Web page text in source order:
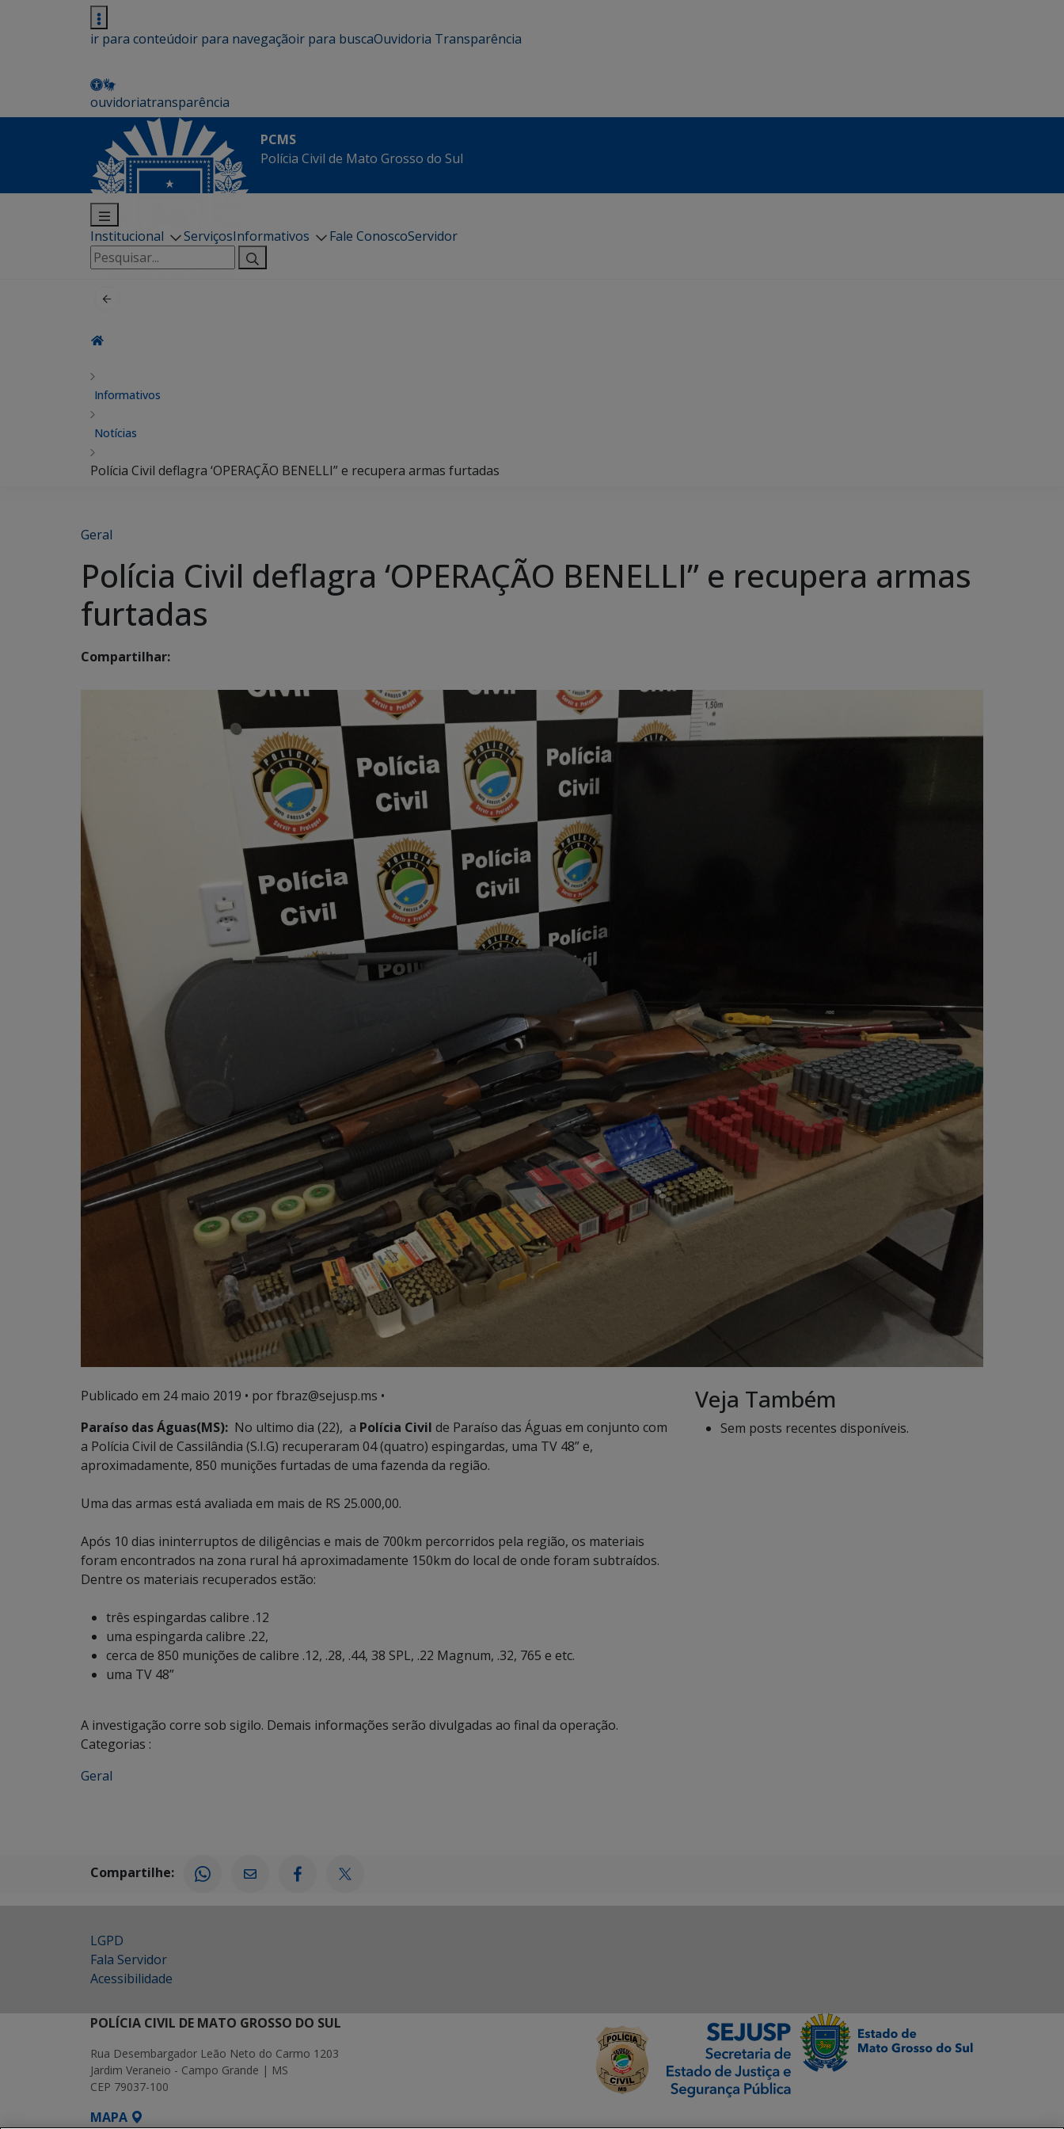
ir para conteúdoir para navegaçãoir para buscaOuvidoria Transparência
ouvidoriatransparência
PCMS
Polícia Civil de Mato Grosso do Sul
Institucional ServiçosInformativos Fale ConoscoServidor
Pesquisar
por:
Informativos
Notícias
Polícia Civil deflagra ‘OPERAÇÃO BENELLI” e recupera armas furtadas
Geral
Polícia Civil deflagra ‘OPERAÇÃO BENELLI” e recupera armas
furtadas
Compartilhar:
Publicado em 24 maio 2019 • por fbraz@sejusp.ms •
Paraíso das Águas(MS): No ultimo dia (22), a Polícia Civil de Paraíso das Águas em conjunto com
a Polícia Civil de Cassilândia (S.I.G) recuperaram 04 (quatro) espingardas, uma TV 48” e,
aproximadamente, 850 munições furtadas de uma fazenda da região.
Uma das armas está avaliada em mais de RS 25.000,00.
Após 10 dias ininterruptos de diligências e mais de 700km percorridos pela região, os materiais
foram encontrados na zona rural há aproximadamente 150km do local de onde foram subtraídos.
Dentre os materiais recuperados estão:
três espingardas calibre .12
uma espingarda calibre .22,
cerca de 850 munições de calibre .12, .28, .44, 38 SPL, .22 Magnum, .32, 765 e etc.
uma TV 48”
A investigação corre sob sigilo. Demais informações serão divulgadas ao final da operação.
Categorias :
Geral
Veja Também
Sem posts recentes disponíveis.
Compartilhe:
LGPD
Fala Servidor
Acessibilidade
POLÍCIA CIVIL DE MATO GROSSO DO SUL
Rua Desembargador Leão Neto do Carmo 1203
Jardim Veraneio - Campo Grande | MS
CEP 79037-100
MAPA